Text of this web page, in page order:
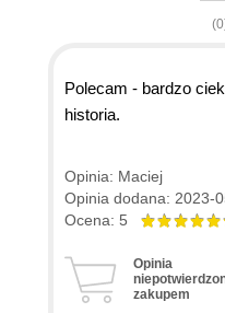
Polecam - bardzo
historia.
Opinia: Maciej
Opinia dodana: 2023-
Ocena: 5
Opinia
zakupem